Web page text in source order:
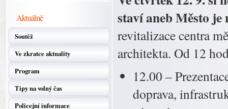
Aktuálně
Soutěž
Ve zkratce aktuality
Program
Tipy na volný čas
Policejní informace
staví aneb Město je
revitalizace centra
architekta. Od 12
12.00 –
doprava,